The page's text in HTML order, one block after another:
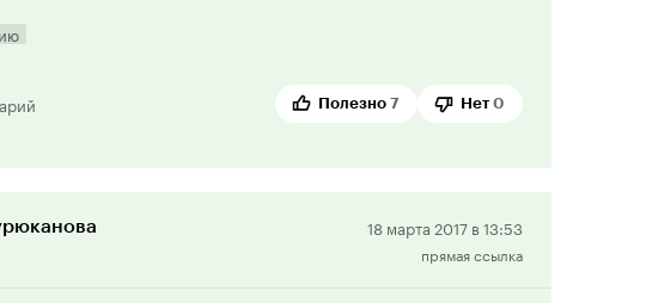
психологизм, что просто дух захватывает. Её героиня
Стефано Маури становится для Клодин своего рода нитью
не заретуширован и не потерян на её фоне. Он скорее
уверенный характер Стефано отличается от взбалмошной
Возможно, эта яркая противоречивость и противоположность
Полезно 7 Нет 0
Положительная
рецензия
18 марта 2017 в 13:53
прямая ссылка